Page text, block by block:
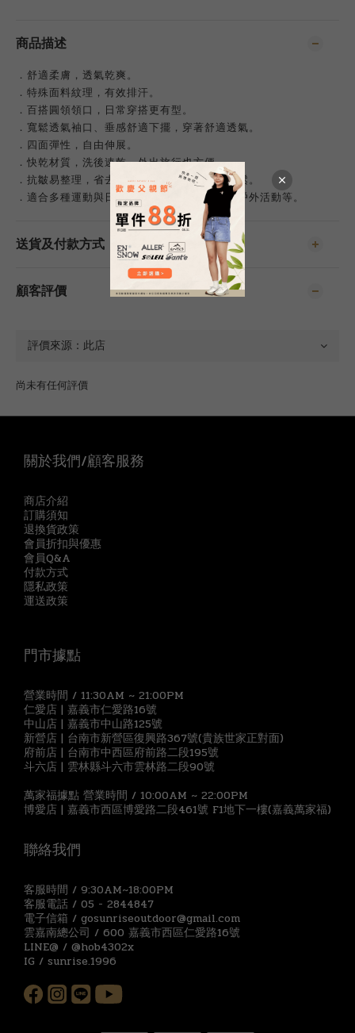
商品描述
．舒適柔膚，透氣乾爽。
．特殊面料紋理，有效排汗。
．百搭圓領領口，日常穿搭更有型。
．寬鬆透氣袖口、垂感舒適下擺，穿著舒適透氣。
．四面彈性，自由伸展。
．快乾材質，洗後速乾，外出旅行也方便。
．抗皺易整理，省去燙衣困擾，日常穿搭更輕鬆。
．適合多種運動與日常穿搭，如慢跑、健身、戶外活動等。
送貨及付款方式
顧客評價
尚未有任何評價
關於我們/顧客服務
商店介紹
訂購須知
退換貨政策
會員折扣與優惠
會員Q&A
付款方式
隱私政策
運送政策
門市據點
營業時間 / 11:30AM ~ 21:00PM
仁愛店 | 嘉義市仁愛路16號
中山店 | 嘉義市中山路125號
新營店 | 台南市新營區復興路367號(貴族世家正對面)
府前店 | 台南市中西區府前路二段195號
斗六店 | 雲林縣斗六市雲林路二段90號
萬家福據點 營業時間 / 10:00AM ~ 22:00PM
博愛店 | 嘉義市西區博愛路二段461號 F1地下一樓(嘉義萬家福)
聯絡我們
客服時間 / 9:30AM~18:00PM
客服電話 / 05 - 2844847
電子信箱 / gosunriseoutdoor@gmail.com
雲嘉南總公司 / 600 嘉義市西區仁愛路16號
LINE@ / @hob4302x
IG / sunrise.1996